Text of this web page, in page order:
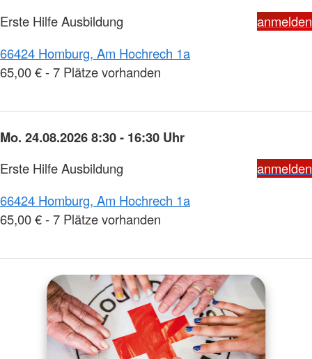
Erste Hilfe Ausbildung
anmelden
66424 Homburg, Am Hochrech 1a
65,00 € - 7 Plätze vorhanden
Mo. 24.08.2026 8:30 - 16:30 Uhr
Erste Hilfe Ausbildung
anmelden
66424 Homburg, Am Hochrech 1a
65,00 € - 7 Plätze vorhanden